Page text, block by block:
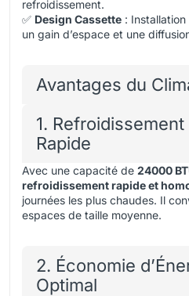
refroidissement.
✅ Design Cassette :
un gain d’espace et une
Avantages du
1.
Rapide
Avec une capacité de 24000
refroidissement rapide et
journées les plus chaudes. Il
espaces de taille moyenne.
2. Économie
Optimal